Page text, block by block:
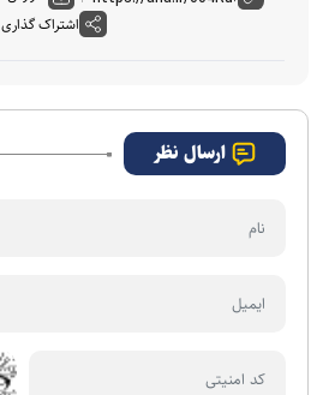
اشتراک گذاری
ارسال نظر